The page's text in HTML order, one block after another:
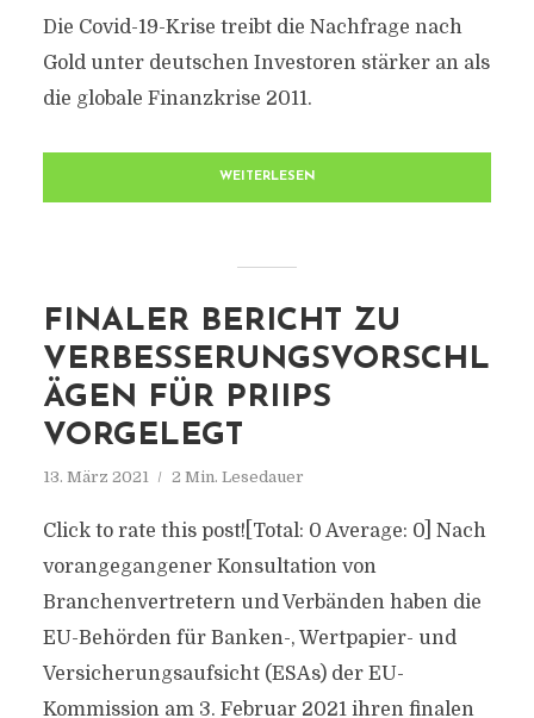
Die Covid-19-Krise treibt die Nachfrage nach
Gold unter deutschen Investoren stärker an als
die globale Finanzkrise 2011.
WEITERLESEN
FINALER BERICHT ZU
VERBESSERUNGSVORSCHL
ÄGEN FÜR PRIIPS
VORGELEGT
13. März 2021 2 Min. Lesedauer
Click to rate this post![Total: 0 Average: 0] Nach
vorangegangener Konsultation von
Branchenvertretern und Verbänden haben die
EU-Behörden für Banken-, Wertpapier- und
Versicherungsaufsicht (ESAs) der EU-
Kommission am 3. Februar 2021 ihren finalen